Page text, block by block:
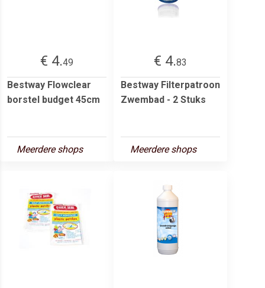
€ 4.49
Bestway Flowclear
borstel budget 45cm
Meerdere shops
€ 4.83
Bestway Filterpatroon
Zwembad - 2 Stuks
Meerdere shops